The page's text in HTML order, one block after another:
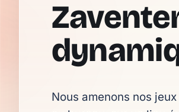
Nous amenons nos